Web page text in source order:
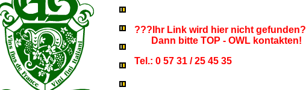
???Ihr Link wird hier nicht gefunden?
Dann bitte TOP - OWL kontakten!
Tel.: 0 57 31 / 25 45 35